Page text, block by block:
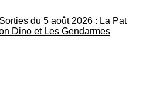
Actu
du 5 août 2026 : La Pat
Dino et Les Gendarmes